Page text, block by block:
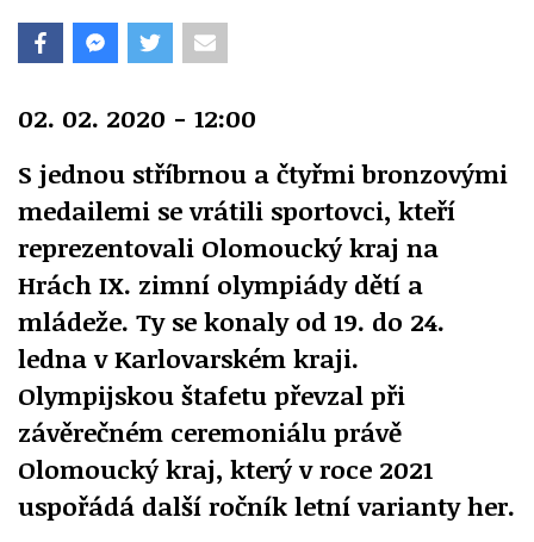
02. 02. 2020 - 12:00
S jednou stříbrnou a čtyřmi bronzovými
medailemi se vrátili sportovci, kteří
reprezentovali Olomoucký kraj na
Hrách IX. zimní olympiády dětí a
mládeže. Ty se konaly od 19. do 24.
ledna v Karlovarském kraji.
Olympijskou štafetu převzal při
závěrečném ceremoniálu právě
Olomoucký kraj, který v roce 2021
uspořádá další ročník letní varianty her.